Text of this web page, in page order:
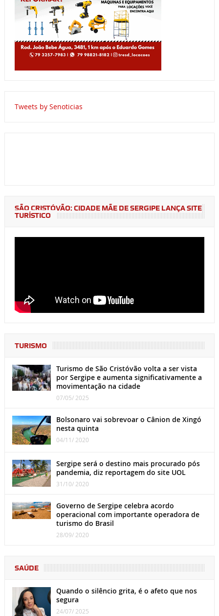
Tweets by Senoticias
SÃO CRISTÓVÃO: CIDADE MÃE DE SERGIPE LANÇA SITE
TURÍSTICO
TURISMO
Turismo de São Cristóvão volta a ser vista
por Sergipe e aumenta significativamente a
movimentação na cidade
07/05/ 2025
Bolsonaro vai sobrevoar o Cânion de Xingó
nesta quinta
04/11/ 2020
Sergipe será o destino mais procurado pós
pandemia, diz reportagem do site UOL
31/10/ 2020
Governo de Sergipe celebra acordo
operacional com importante operadora de
turismo do Brasil
28/09/ 2020
SAÚDE
Quando o silêncio grita, é o afeto que nos
segura
24/07/ 2025